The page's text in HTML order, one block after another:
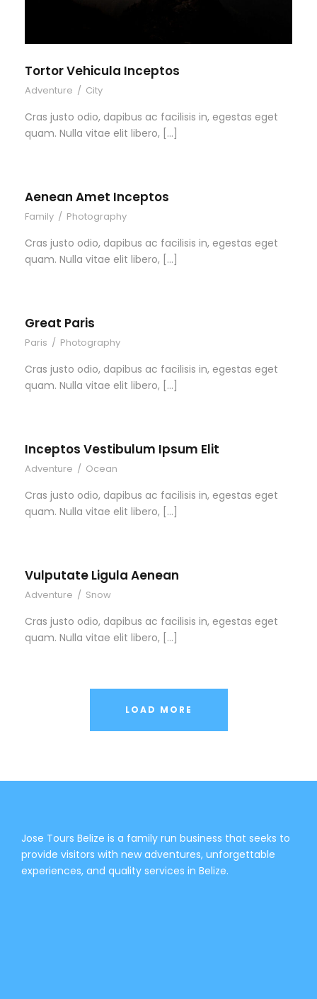
Tortor Vehicula Inceptos
Adventure / City
Cras justo odio, dapibus ac facilisis in, egestas eget
quam. Nulla vitae elit libero, […]
Aenean Amet Inceptos
Family / Photography
Cras justo odio, dapibus ac facilisis in, egestas eget
quam. Nulla vitae elit libero, […]
Great Paris
Paris / Photography
Cras justo odio, dapibus ac facilisis in, egestas eget
quam. Nulla vitae elit libero, […]
Inceptos Vestibulum Ipsum Elit
Adventure / Ocean
Cras justo odio, dapibus ac facilisis in, egestas eget
quam. Nulla vitae elit libero, […]
Vulputate Ligula Aenean
Adventure / Snow
Cras justo odio, dapibus ac facilisis in, egestas eget
quam. Nulla vitae elit libero, […]
LOAD MORE
Jose Tours Belize is a family run business that seeks to
provide visitors with new adventures, unforgettable
experiences, and quality services in Belize.